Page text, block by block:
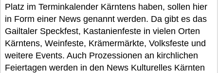
Platz im Terminkalender Kärntens haben, sollen hier
in Form einer News genannt werden. Da gibt es das
Gailtaler Speckfest, Kastanienfeste in vielen Orten
Kärntens, Weinfeste, Krämermärkte, Volksfeste und
weitere Events. Auch Prozessionen an kirchlichen
Feiertagen werden in den News Kulturelles Kärnten